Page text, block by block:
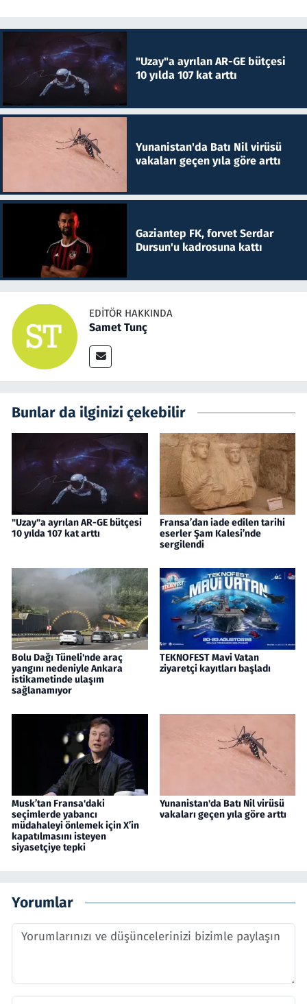
"Uzay"a ayrılan AR-GE bütçesi
10 yılda 107 kat arttı
Yunanistan'da Batı Nil virüsü
vakaları geçen yıla göre arttı
Gaziantep FK, forvet Serdar
Dursun'u kadrosuna kattı
EDITÖR HAKKINDA
Samet Tunç
Bunlar da ilginizi çekebilir
"Uzay"a ayrılan AR-GE bütçesi
10 yılda 107 kat arttı
Fransa’dan iade edilen tarihi
eserler Şam Kalesi’nde
sergilendi
Bolu Dağı Tüneli'nde araç
yangını nedeniyle Ankara
istikametinde ulaşım
sağlanamıyor
TEKNOFEST Mavi Vatan
ziyaretçi kayıtları başladı
Musk’tan Fransa'daki
seçimlerde yabancı
müdahaleyi önlemek için X’in
kapatılmasını isteyen
siyasetçiye tepki
Yunanistan'da Batı Nil virüsü
vakaları geçen yıla göre arttı
Yorumlar